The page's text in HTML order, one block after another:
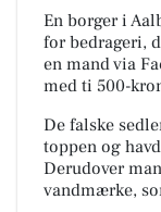
En borger i
for bedrageri,
en mand via
med ti 500-
De falske
toppen og
Derudover
vandmærke,